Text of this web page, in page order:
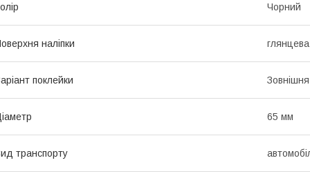
Чорний
наліпки глянцева
поклейки Зовнішня
65 мм
транспорту